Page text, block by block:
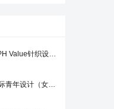
第十二届“濮院杯”PH Value针织设计师大赛
第26届“虎门杯”国际青年设计（女装）大赛